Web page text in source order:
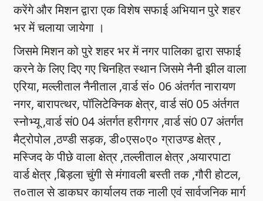
करेंगे और मिशन द्वारा एक विशेष सफाई अभियान पुरे शहर
भर में चलाया जायेगा ।
जिसमे मिशन को पुरे शहर भर में नगर पालिका द्वारा सफाई
करने के लिए दिए गए चिनहित स्थान जिसमे नैनी झील वाला
एरिया, मल्लीताल नैनीताल ,वार्ड सं० 06 अंतर्गत नारायण
नगर, बारापत्थर, पॉलिटेक्निक क्षेत्र, वार्ड सं0 05 अंर्तगत
स्नोभ्यू ,वार्ड सं0 04 अंतर्गत हरीगगर ,वार्ड सं0 07 अंतर्गत
मैट्रोपोल ,ठण्डी सड़क, डी०एस०ए० ग्राउण्ड क्षेत्र ,
मस्जिद के पीछे वाला क्षेत्र ,तल्लीताल क्षेत्र ,अयारपाटा
वार्ड क्षेत्र ,बिड़ला चुंगी से मंगावली बस्ती तक ,गौरी होटल,
त०ताल से डाकघर कार्यालय तक नाली एवं सार्वजनिक मार्ग